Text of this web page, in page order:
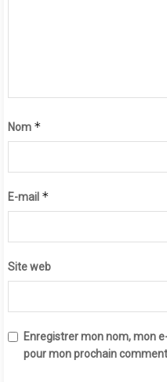
Nom *
E-mail *
Site web
Enregistrer mon nom, mon
pour mon prochain